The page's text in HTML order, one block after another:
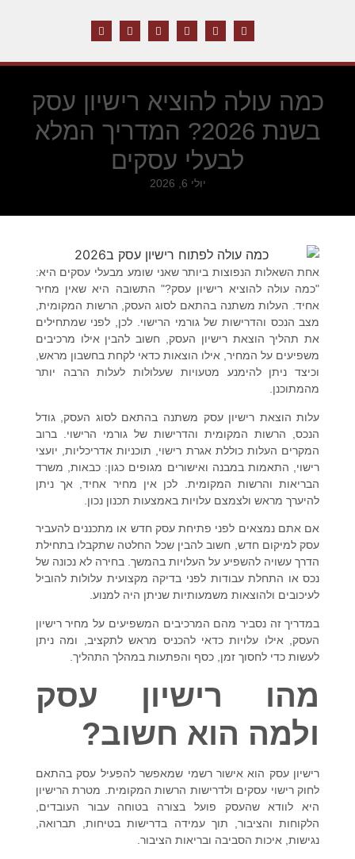
כמה עולה להוציא רישיון עסק
בשנת 2026? המדריך המלא
לבעלי עסקים
יולי 6, 2026
אחת השאלות הנפוצות ביותר שאני שומע מבעלי עסקים היא:
"כמה עולה להוציא רישיון עסק?" התשובה היא שאין מחיר
אחיד. העלות משתנה בהתאם לסוג העסק, הרשות המקומית,
מצב הנכס והדרישות של גורמי הרישוי. לכן, לפני שמתחילים
את תהליך הוצאת רישיון העסק, חשוב להבין אילו מרכיבים
משפיעים על המחיר, אילו הוצאות כדאי לקחת בחשבון מראש,
וכיצד ניתן להימנע מטעויות שעלולות לעלות הרבה יותר
מהמתוכנן.
עלות הוצאת רישיון עסק משתנה בהתאם לסוג העסק, גודל
הנכס, הרשות המקומית והדרישות של גורמי הרישוי. ברוב
המקרים העלות כוללת אגרת רישוי, תוכניות אדריכליות, יועצי
רישוי, התאמות במבנה ואישורים מגופים כגון: כבאות, משרד
הבריאות והרשות המקומית. לכן אין מחיר אחיד, אך ניתן
להיערך מראש ולצמצם עלויות באמצעות תכנון נכון.
אם אתם נמצאים לפני פתיחת עסק חדש או מתכננים להעביר
עסק למיקום חדש, חשוב להבין שכל החלטה שתקבלו בתחילת
הדרך עשויה להשפיע על העלויות בהמשך. בחירה לא נכונה של
נכס או התחלת עבודות לפני בדיקה מקצועית עלולות להוביל
לעיכובים ולהוצאות משמעותיות שניתן היה למנוע.
במדריך זה נסביר מהם המרכיבים המשפיעים על מחיר רישיון
העסק, אילו עלויות כדאי להכניס מראש לתקציב, ומה ניתן
לעשות כדי לחסוך זמן, כסף והפתעות במהלך התהליך.
מהו רישיון עסק
ולמה הוא חשוב?
רישיון עסק הוא אישור רשמי שמאפשר להפעיל עסק בהתאם
לחוק רישוי עסקים ולדרישות הרשות המקומית. מטרת הרישיון
היא לוודא שהעסק פועל בצורה בטוחה עבור העובדים,
הלקוחות והציבור, תוך עמידה בדרישות בטיחות, תברואה,
נגישות, איכות הסביבה ובריאות הציבור.